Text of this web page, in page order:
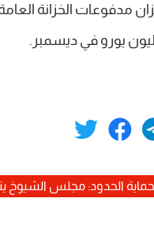
مدفوعات الخزانة العامة